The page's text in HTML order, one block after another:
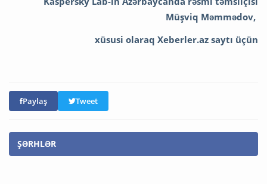
Müşviq Məmmədov,
xüsusi olaraq Xeberler.az saytı üçün
Paylaş Tweet
ŞƏRHLƏR